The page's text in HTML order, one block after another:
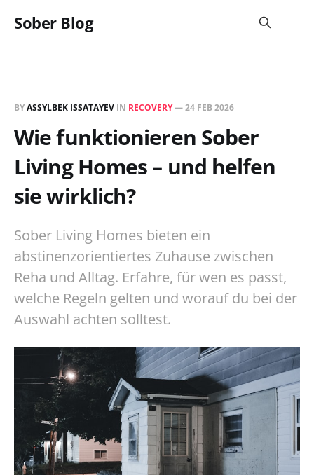
Sober Blog
BYASSYLBEK ISSATAYEV IN RECOVERY—24 FEB 2026
Wie funktionieren Sober
Living Homes – und helfen
sie wirklich?
Sober Living Homes bieten ein
abstinenzorientiertes Zuhause zwischen
Reha und Alltag. Erfahre, für wen es passt,
welche Regeln gelten und worauf du bei der
Auswahl achten solltest.